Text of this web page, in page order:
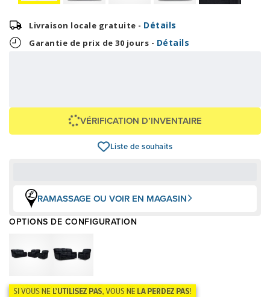
Livraison locale gratuite - Détails
Garantie de prix de 30 jours - Détails
VÉRIFICATION D’INVENTAIRE
Liste de souhaits
RAMASSAGE OU VOIR EN MAGASIN
OPTIONS DE CONFIGURATION